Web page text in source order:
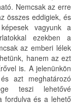
Nemcsak az erre
összes eddigiek, és
vagyunk a
ezekben a
az emberi lélek
hanem az ezt
is. A jelenünkön
azt meghatározó
teszi lehetővé
fordulva és a lehető